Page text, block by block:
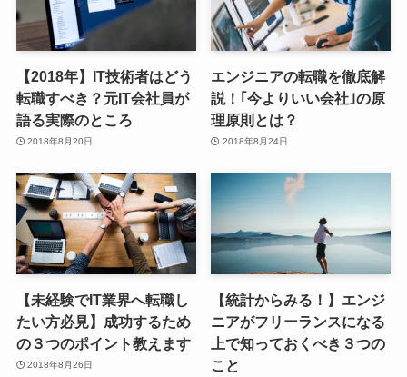
【2018年】IT技術者はどう
転職すべき？元IT会社員が
語る実際のところ
2018年8月20日
エンジニアの転職を徹底解
説！｢今よりいい会社｣の原
理原則とは？
2018年8月24日
【未経験でIT業界へ転職し
たい方必見】成功するため
の３つのポイント教えます
2018年8月26日
【統計からみる！】エンジ
ニアがフリーランスになる
上で知っておくべき３つの
こと